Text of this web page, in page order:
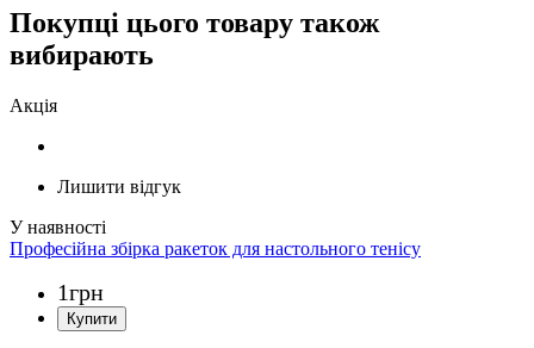
Покупці цього товару також
вибирають
Акція
Лишити відгук
Професійна збірка ракеток для настольного тенісу
1грн